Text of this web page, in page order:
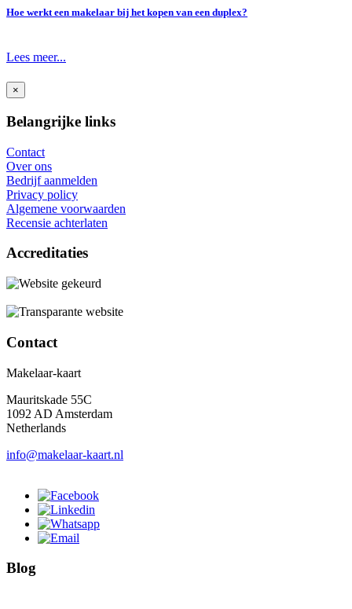
Hoe werkt een makelaar bij het kopen van een duplex?
Lees meer...
×
Belangrijke links
Contact
Over ons
Bedrijf aanmelden
Privacy policy
Algemene voorwaarden
Recensie achterlaten
Accreditaties
Contact
Makelaar-kaart
Mauritskade 55C
1092 AD Amsterdam
Netherlands
info@makelaar-kaart.nl
Blog